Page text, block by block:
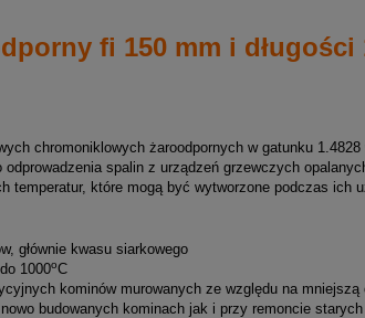
fi 150 mm i długości
chromoniklowych żaroodpornych w gatunku
odprowadzenia spalin z urządzeń grzewczych
temperatur, które mogą być wytworzone podczas ich
głównie kwasu siarkowego
1000oC
kominów murowanych ze względu na
budowanych kominach jak i przy remoncie starych